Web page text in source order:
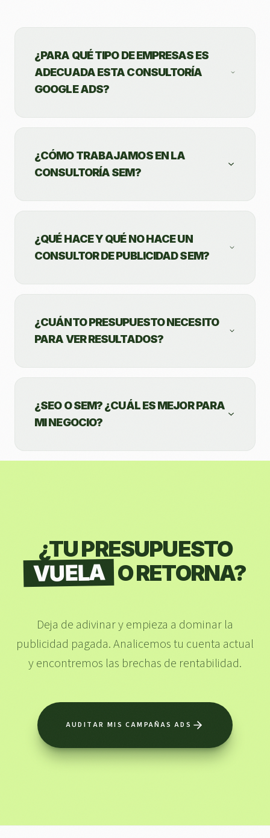
¿PARA QUÉ TIPO DE EMPRESAS ES
ADECUADA ESTA CONSULTORÍA
GOOGLE ADS?
¿CÓMO TRABAJAMOS EN LA
CONSULTORÍA SEM?
¿QUÉ HACE Y QUÉ NO HACE UN
CONSULTOR DE PUBLICIDAD SEM?
¿CUÁNTO PRESUPUESTO NECESITO
PARA VER RESULTADOS?
¿SEO O SEM? ¿CUÁL ES MEJOR PARA
MI NEGOCIO?
¿TU PRESUPUESTO
VUELA O RETORNA?
Deja de adivinar y empieza a dominar la
publicidad pagada. Analicemos tu cuenta actual
y encontremos las brechas de rentabilidad.
AUDITAR MIS CAMPAÑAS ADS